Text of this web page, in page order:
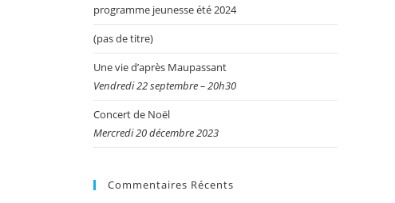
programme jeunesse été 2024
(pas de titre)
Une vie d’après Maupassant
Vendredi 22 septembre – 20h30
Concert de Noël
Mercredi 20 décembre 2023
Commentaires Récents